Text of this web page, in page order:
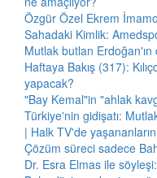
Özgür Özel Ekrem
Sahadaki Kimlik:
Mutlak butlan
Haftaya Bakış (317):
yapacak?
"Bay Kemal"in "ahlak
Türkiye'nin gidişatı:
| Halk TV'de
Çözüm süreci sadece
Dr. Esra Elmas ile